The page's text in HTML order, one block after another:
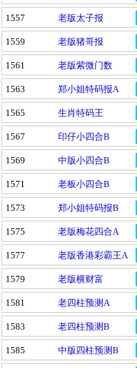
1557 老版太子报
1559 老版猪哥报
1561 老版紫微门数
1563 郑小姐特码报A
1565 生肖特码王
1567 印仔小四合B
1569 中版小四合B
1571 老板小四合B
1573 郑小姐特码报B
1575 老版梅花四合A
1577 老版香港彩霸王A
1579 老版横财富
1581 老四柱预测A
1583 老四柱预测B
1585 中版四柱预测B